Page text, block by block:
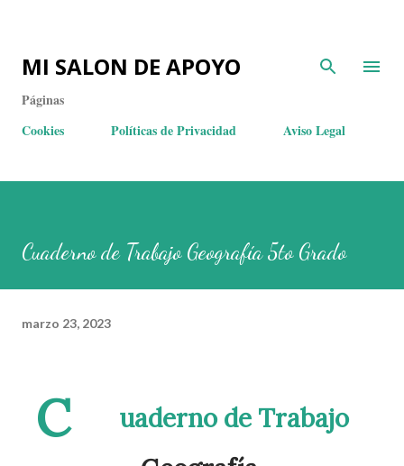
MI SALON DE APOYO
Páginas
Cookies
Políticas de Privacidad Aviso Legal
Cuaderno de Trabajo Geografía 5to Grado
marzo 23, 2023
C
uaderno de Trabajo